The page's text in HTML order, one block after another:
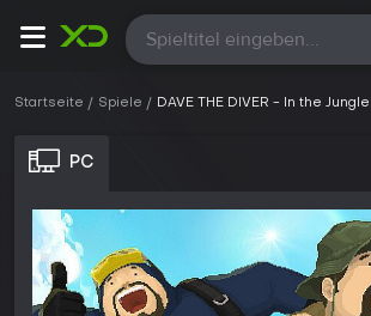
Alle
Startseite Spiele DAVE THE DIVER - In the
PC